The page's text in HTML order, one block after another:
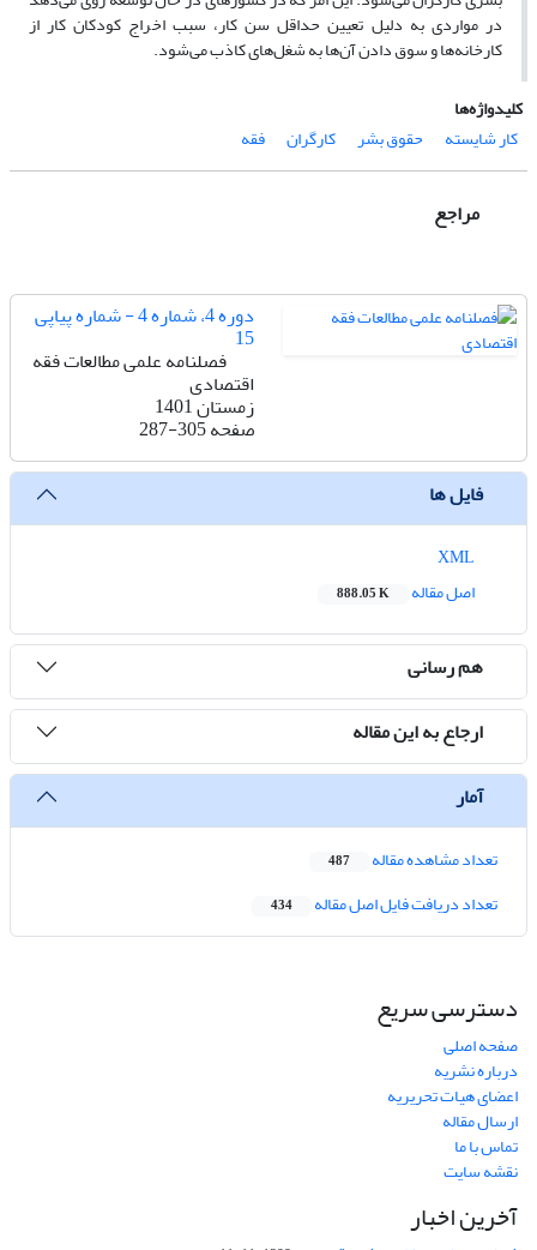
در مواردی به دلیل تعیین حداقل سن کار، سبب اخراج کودکان کار از
کارخانه‌ها و سوق دادن آن‌ها به شغل‌های کاذب می‌شود.
کلیدواژه‌ها
کار شایسته
حقوق بشر کارگران فقه
مراجع
دوره 4، شماره 4 - شماره پیاپی
15
فصلنامه علمی مطالعات فقه
اقتصادی
زمستان 1401
صفحه287-305
فایل ها
اصل مقاله
888.05 K
هم رسانی
ارجاع به این مقاله
آمار
تعداد مشاهده مقاله 487
تعداد دریافت فایل اصل مقاله 434
دسترسی سریع
صفحه اصلی
درباره نشریه
اعضای هیات تحریریه
ارسال مقاله
تماس با ما
نقشه سایت
آخرین اخبار